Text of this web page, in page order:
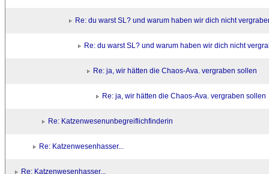
Re: du warst SL? und warum haben wir dich nicht
Re: du warst SL? und warum haben wir dich nicht
Re: ja, wir hätten die Chaos-Ava. vergraben sollen
Re: ja, wir hätten die Chaos-Ava. vergraben sollen
Re: Katzenwesenunbegreiflichfinderin
Re: Katzenwesenhasser...
Re: Katzenwesenhasser...